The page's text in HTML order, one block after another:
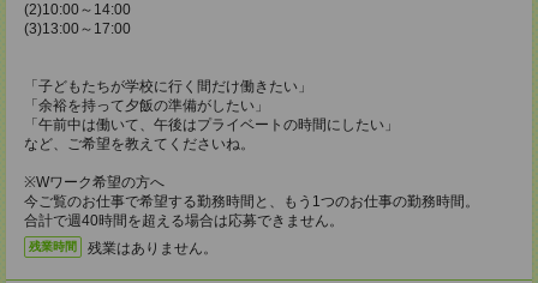
(2)10:00～14:00
(3)13:00～17:00
「子どもたちが学校に行く間だけ働きたい」
「余裕を持って夕飯の準備がしたい」
「午前中は働いて、午後はプライベートの時間にしたい」
など、ご希望を教えてくださいね。
※Wワーク希望の方へ
今ご覧のお仕事で希望する勤務時間と、もう1つのお仕事の勤務時間。
合計で週40時間を超える場合は応募できません。
残業時間 残業はありません。